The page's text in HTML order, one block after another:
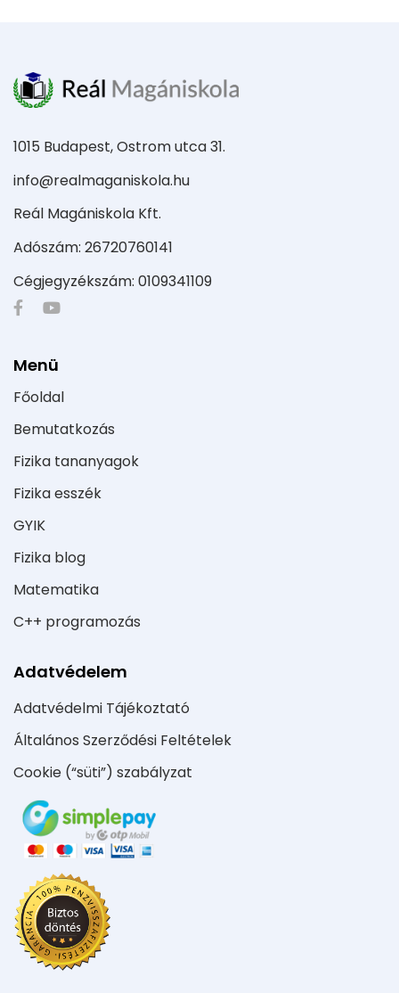
1015 Budapest, Ostrom utca 31.
info@realmaganiskola.hu
Reál Magániskola Kft.
Adószám: 26720760141
Cégjegyzékszám: 0109341109
Menü
Főoldal
Bemutatkozás
Fizika tananyagok
Fizika esszék
GYIK
Fizika blog
Matematika
C++ programozás
Adatvédelem
Adatvédelmi Tájékoztató
Általános Szerződési Feltételek
Cookie (“süti”) szabályzat